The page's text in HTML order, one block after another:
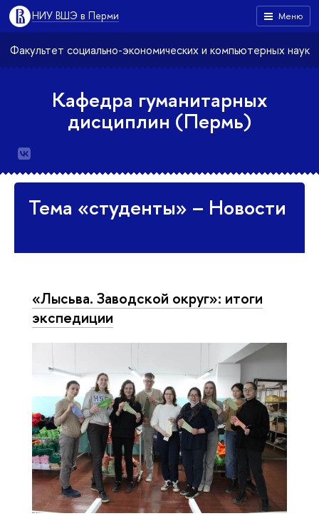
Меню
НИУ ВШЭ в Перми
Факультет социально-экономических и компьютерных наук
Кафедра гуманитарных
дисциплин (Пермь)
Тема «студенты» – Новости
«Лысьва. Заводской округ»: итоги
экспедиции